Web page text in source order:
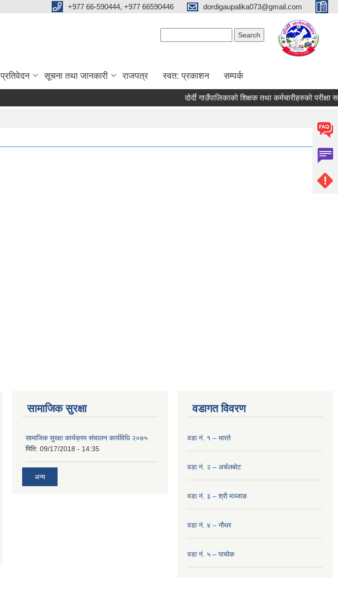
+977 66-590444, +977 66590446 dordigaupalika073@gmail.com
प्रतिवेदन सूचना तथा जानकारी राजपत्र स्वत: प्रकाशन सम्पर्क
दोर्दी गाउँपालिकाको शिक्षक तथा कर्मचारीहरुको परीक्षा
सामाजिक सुरक्षा
सामाजिक सुरक्षा कार्यक्रम संचालन कार्यविधि २०७५
मिति: 09/17/2018 - 14:35
अन्य
वडागत विवरण
वडा नं. १ – भारते
वडा नं. २ – अर्चलबोट
वडा नं. ३ – श्री मञ्‍जाङ
वडा नं. ४ – नौथर
वडा नं. ५ – पाचोक